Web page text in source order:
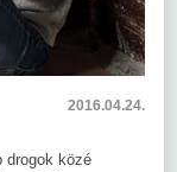
2016.04.24.
drogok közé